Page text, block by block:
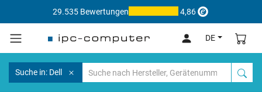
29.535 Bewertungen 4,86
DE
Suche in: Dell